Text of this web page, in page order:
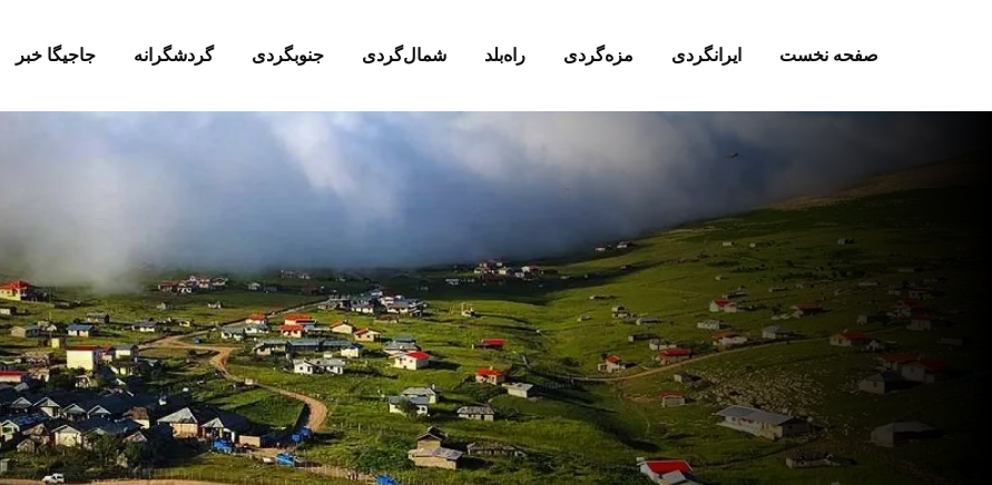
صفحه نخست ایرانگردی مزه‌گردی راه‌بلد شمال‌گردی جنوبگردی گردشگرانه جاجیگا خبر